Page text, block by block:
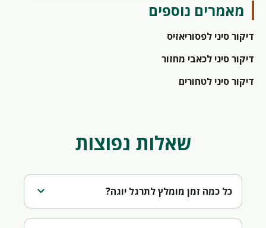
מאמרים נוספים
דיקור סיני לפסוריאזיס
דיקור סיני לכאבי מחזור
דיקור סיני לטחורים
שאלות נפוצות
כל כמה זמן מומלץ לתרגל יוגה? expand_more